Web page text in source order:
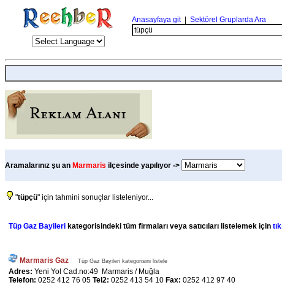
Anasayfaya git| Sektörel Gruplarda Ara
Aramalarınız şu an Marmaris ilçesinde yapılıyor ->
"tüpçü" için tahmini sonuçlar listeleniyor...
Tüp Gaz Bayileri kategorisindeki tüm firmaları veya satıcıları listelemek için
Marmaris Gaz Tüp Gaz Bayileri kategorisini listele
Adres: Yeni Yol Cad.no:49 Marmaris / Muğla
Telefon: 0252 412 76 05 Tel2: 0252 413 54 10 Fax: 0252 412 97 40